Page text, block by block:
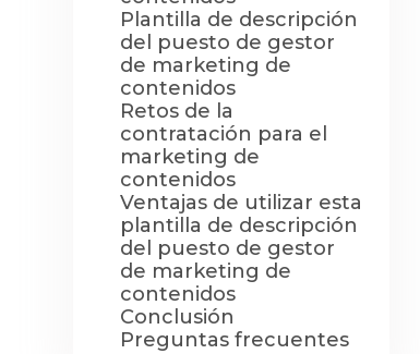
Plantilla de descripción
del puesto de gestor
de marketing de
contenidos
Retos de la
contratación para el
marketing de
contenidos
Ventajas de utilizar esta
plantilla de descripción
del puesto de gestor
de marketing de
contenidos
Conclusión
Preguntas frecuentes